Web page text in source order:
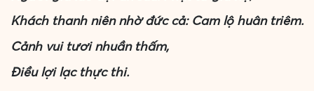
Khách thanh niên nhờ đức cả: Cam lộ huân triêm.
Cảnh vui tươi nhuần thấm,
Điều lợi lạc thực thi.